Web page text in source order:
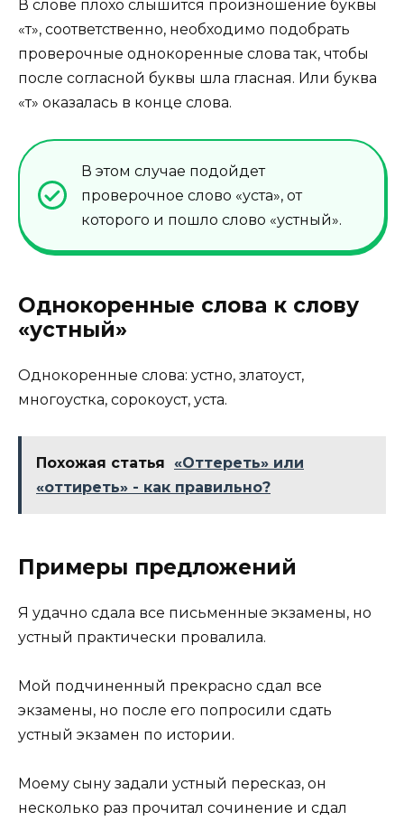
В слове плохо слышится произношение буквы
«т», соответственно, необходимо подобрать
проверочные однокоренные слова так, чтобы
после согласной буквы шла гласная. Или буква
«т» оказалась в конце слова.
В этом случае подойдет
проверочное слово «уста», от
которого и пошло слово «устный».
Однокоренные слова к слову
«устный»
Однокоренные слова: устно, златоуст,
многоустка, сорокоуст, уста.
Похожая статья
«Оттереть» или
«оттиреть» - как правильно?
Примеры предложений
Я удачно сдала все письменные экзамены, но
устный практически провалила.
Мой подчиненный прекрасно сдал все
экзамены, но после его попросили сдать
устный экзамен по истории.
Моему сыну задали устный пересказ, он
несколько раз прочитал сочинение и сдал